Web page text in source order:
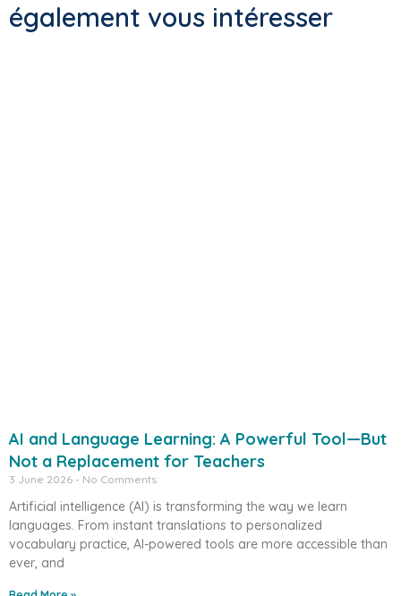
également vous intéresser
AI and Language Learning: A Powerful Tool—But
Not a Replacement for Teachers
3 June 2026 No Comments
Artificial intelligence (AI) is transforming the way we learn
languages. From instant translations to personalized
vocabulary practice, AI-powered tools are more accessible than
ever, and